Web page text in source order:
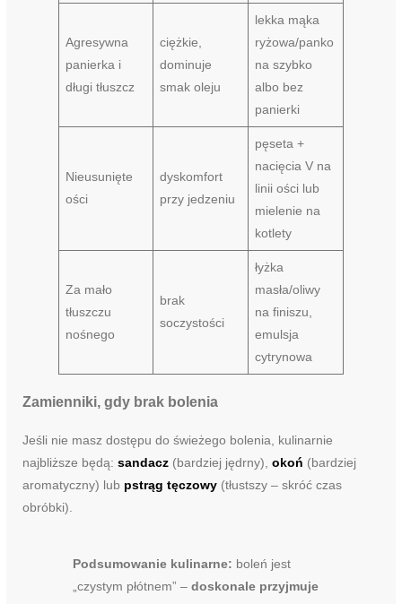
Agresywna
panierka i
długi tłuszcz
ciężkie,
dominuje
smak oleju
lekka mąka
ryżowa/panko
na szybko
albo bez
panierki
Nieusunięte
ości
dyskomfort
przy jedzeniu
pęseta +
nacięcia V na
linii ości lub
mielenie na
kotlety
Za mało
tłuszczu
nośnego
brak
soczystości
łyżka
masła/oliwy
na finiszu,
emulsja
cytrynowa
Zamienniki, gdy brak bolenia
Jeśli nie masz dostępu do świeżego bolenia, kulinarnie
najbliższe będą: sandacz(bardziej jędrny), okoń (bardziej
aromatyczny) lub pstrąg tęczowy(tłustszy – skróć czas
obróbki).
Podsumowanie kulinarne: boleń jest
„czystym płótnem” –doskonale przyjmuje